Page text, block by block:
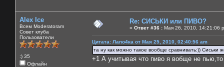
Alex Ice
Всем Moderatoram
Совет клуба
Пользователи
:) 35
Офлайн
Re: СИСЬКИ или ПИВО?
« Ответ #36 : Мая 26, 2010, 14:21:06
Цитата: Лапо4ка от Мая 25, 2010, 02:40:56 am
та ну как можно такое вообще сравнивать:)) Сиськи
+1 А учитывая что пиво я вобще не